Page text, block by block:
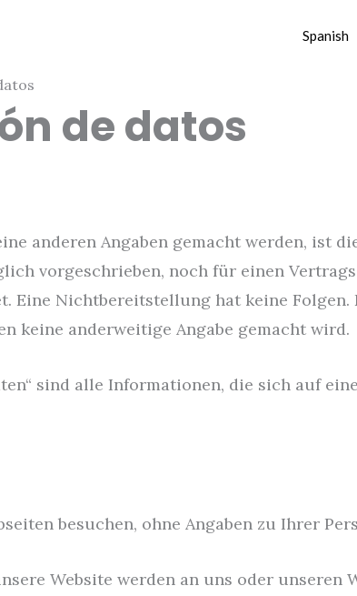
Spanish
de datos
anderen Angaben gemacht werden, ist
vorgeschrieben, noch für einen
Eine Nichtbereitstellung hat keine
keine anderweitige Angabe gemacht wird.
sind alle Informationen, die sich auf
besuchen, ohne Angaben zu Ihrer
Website werden an uns oder